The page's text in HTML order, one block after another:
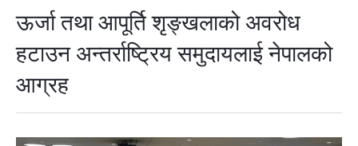
ऊर्जा तथा आपूर्ति शृङ्खलाको अवरोध
हटाउन अन्तर्राष्ट्रिय समुदायलाई नेपालको
आग्रह